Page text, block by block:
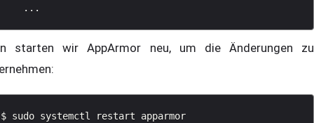
starten wir AppArmor neu, um die Änderungen zu